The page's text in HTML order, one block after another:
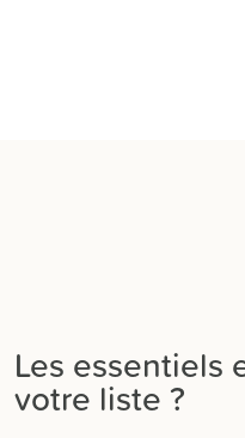
Les essentiels
votre liste ?